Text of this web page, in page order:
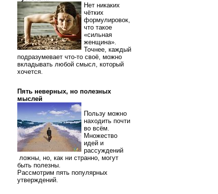
Нет никаких
чётких
формулировок,
что такое
«сильная
женщина».
Точнее, каждый
подразумевает что-то своё, можно
вкладывать любой смысл, который
хочется.
Пять неверных, но полезных
мыслей
Пользу можно
находить почти
во всём.
Множество
идей и
рассуждений
ложны, но, как ни странно, могут
быть полезны.
Рассмотрим пять популярных
утверждений.